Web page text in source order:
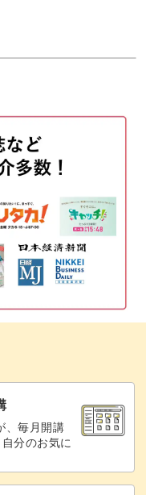
ます。
らホロを置くだけで
できないのです。
のジェルを塗る段階
ださいね♪
なく、ベースの塗り
13:13
25:19
34:00
35:04
、毎月開講
分のお気に